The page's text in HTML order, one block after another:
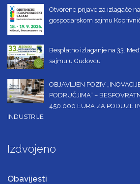
Otvorene prijave za izlagače
gospodarskom sajmu
Besplatno izlaganje na 33.
sajmu u Gudovcu
OBJAVLJEN POZIV
PODRUČJIMA“ –
450.000 EURA ZA
INDUSTRIJE
Izdvojeno
Obavijesti